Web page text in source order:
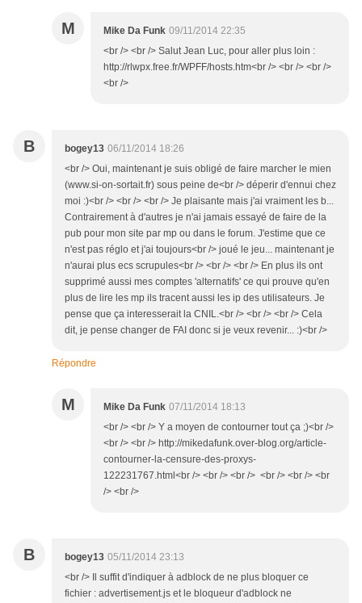
M Mike Da Funk 09/11/2014 22:35
<br /> <br /> Salut Jean Luc, pour aller plus loin :
http://rlwpx.free.fr/WPFF/hosts.htm<br /> <br /> <br />
<br />
B bogey13 06/11/2014 18:26
<br /> Oui, maintenant je suis obligé de faire marcher le mien
(www.si-on-sortait.fr) sous peine de<br /> déperir d'ennui chez
moi :)<br /> <br /> <br /> Je plaisante mais j'ai vraiment les b...
Contrairement à d'autres je n'ai jamais essayé de faire de la
pub pour mon site par mp ou dans le forum. J'estime que ce
n'est pas réglo et j'ai toujours<br /> joué le jeu... maintenant je
n'aurai plus ecs scrupules<br /> <br /> <br /> En plus ils ont
supprimé aussi mes comptes 'alternatifs' ce qui prouve qu'en
plus de lire les mp ils tracent aussi les ip des utilisateurs. Je
pense que ça interesserait la CNIL.<br /> <br /> <br /> Cela
dit, je pense changer de FAI donc si je veux revenir... :)<br />
Répondre
M Mike Da Funk 07/11/2014 18:13
<br /> <br /> Y a moyen de contourner tout ça ;)<br />
<br /> <br /> http://mikedafunk.over-blog.org/article-
contourner-la-censure-des-proxys-
122231767.html<br /> <br /> <br /> <br /> <br /> <br
/> <br />
B bogey13 05/11/2014 23:13
<br /> Il suffit d'indiquer à adblock de ne plus bloquer ce
fichier : advertisement.js et le bloqueur d'adblock ne